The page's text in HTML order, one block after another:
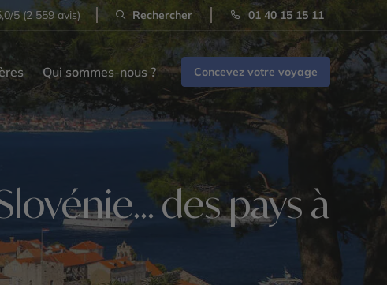
5 (2 559 avis) Rechercher 01 40 15 15 11
Qui sommes-nous ? Concevez votre voyage
des pays à